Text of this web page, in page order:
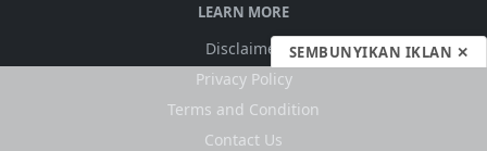
LEARN MORE
Disclaimer
Privacy Policy
Terms and Condition
Contact Us
SEMBUNYIKAN IKLAN ✕